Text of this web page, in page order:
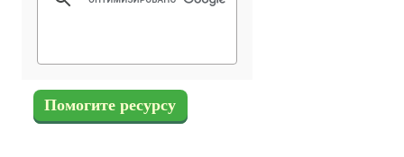
Помогите ресурсу